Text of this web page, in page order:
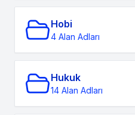
Hobi
4 Alan Adları
Hukuk
14 Alan Adları